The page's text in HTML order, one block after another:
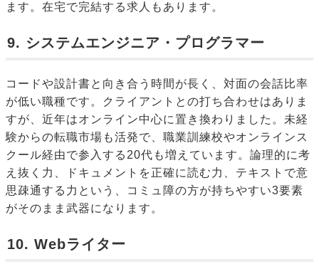
ます。在宅で完結する求人もあります。
9. システムエンジニア・プログラマー
コードや設計書と向き合う時間が長く、対面の会話比率
が低い職種です。クライアントとの打ち合わせはありま
すが、近年はオンライン中心に置き換わりました。未経
験からの転職市場も活発で、職業訓練校やオンラインス
クール経由で参入する20代も増えています。論理的に考
え抜く力、ドキュメントを正確に読む力、テキストで意
思疎通する力という、コミュ障の方が持ちやすい3要素
がそのまま武器になります。
10. Webライター